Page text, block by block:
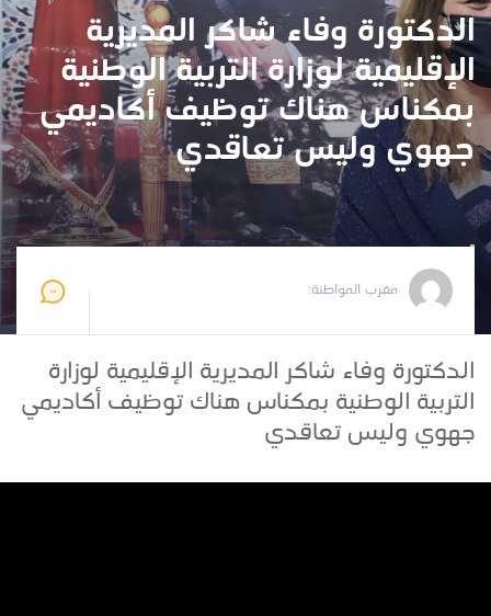
الدكتورة وفاء شاكر المديرية
الإقليمية لوزارة التربية الوطنية
بمكناس هناك توظيف أكاديمي
جهوي وليس تعاقدي
مغرب المواطنة:
الدكتورة وفاء شاكر المديرية الإقليمية لوزارة
التربية الوطنية بمكناس هناك توظيف أكاديمي
جهوي وليس تعاقدي